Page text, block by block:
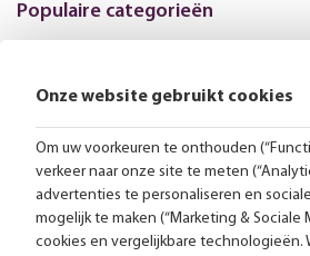
Populaire categorieën
Volg ons online:
Gratis bezorging vanaf 99,-
Advies op maat
Onze website gebruikt cookies
Om uw voorkeuren te onthouden
verkeer naar onze site te meten
advertenties te personaliseren en
mogelijk te maken (“Marketing & Sociale
cookies en vergelijkbare technologieën.